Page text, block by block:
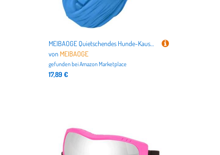
MEIBAOGE Quietschendes Hunde-Kauspielzeug für Haustierzahnen, Simulation, fleischiger Duft, Mais, Langeweile, Hund, beißbares Spielzeug, Haustierzubehör
von MEIBAOGE
gefunden beiAmazon Marketplace
17,89 €